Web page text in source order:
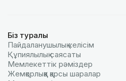
Біз туралы
Пайдаланушылық келiciм
Құпиялылық саясаты
Мемлекеттік рәміздер
Жемқорлыққа қарсы шаралар